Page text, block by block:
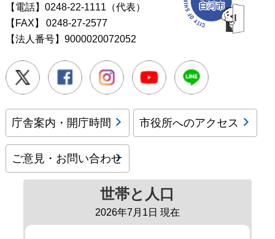
【電話】0248-22-1111（代表）
【FAX】
0248-27-2577
【法人番号】9000020072052
Twitter FacebookInstagramYoutube
庁舎案内・開庁時間 市役所へのアクセス
ご意見・お問い合わせ
世帯と人口
2026年7月1日 現在